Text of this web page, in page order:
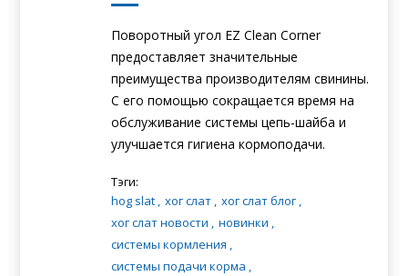
Поворотный угол EZ Clean Corner
предоставляет значительные
преимущества производителям свинины.
С его помощью сокращается время на
обслуживание системы цепь-шайба и
улучшается гигиена кормоподачи.
Тэги:
hog slat , хог слат , хог слат блог ,
хог слат новости , новинки ,
системы кормления ,
системы подачи корма ,